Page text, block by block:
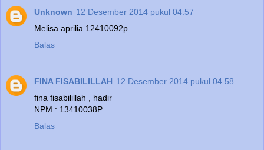
Unknown 12 Desember 2014 pukul 04.57
Melisa aprilia 12410092p
Balas
FINA FISABILILLAH 12 Desember 2014 pukul 04.58
fina fisabilillah , hadir
NPM : 13410038P
Balas